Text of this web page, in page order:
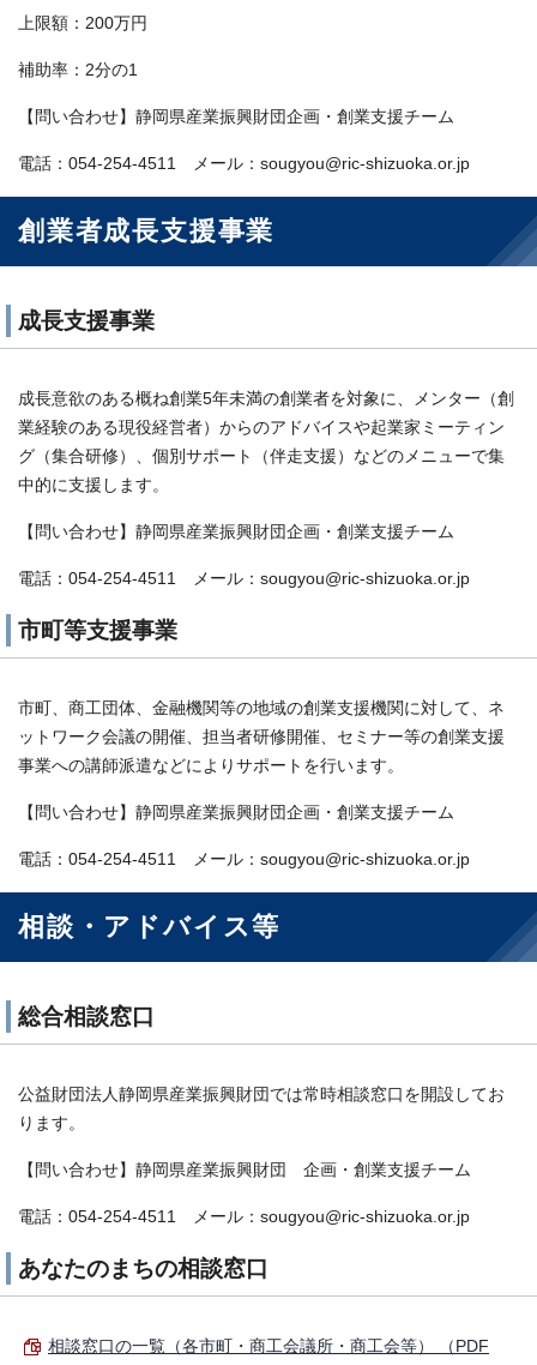
上限額：200万円
補助率：2分の1
【問い合わせ】静岡県産業振興財団企画・創業支援チーム
電話：054-254-4511 メール：sougyou@ric-shizuoka.or.jp
創業者成長支援事業
成長支援事業
成長意欲のある概ね創業5年未満の創業者を対象に、メンター（創
業経験のある現役経営者）からのアドバイスや起業家ミーティン
グ（集合研修）、個別サポート（伴走支援）などのメニューで集
中的に支援します。
【問い合わせ】静岡県産業振興財団企画・創業支援チーム
電話：054-254-4511 メール：sougyou@ric-shizuoka.or.jp
市町等支援事業
市町、商工団体、金融機関等の地域の創業支援機関に対して、ネ
ットワーク会議の開催、担当者研修開催、セミナー等の創業支援
事業への講師派遣などによりサポートを行います。
【問い合わせ】静岡県産業振興財団企画・創業支援チーム
電話：054-254-4511 メール：sougyou@ric-shizuoka.or.jp
相談・アドバイス等
総合相談窓口
公益財団法人静岡県産業振興財団では常時相談窓口を開設してお
ります。
【問い合わせ】静岡県産業振興財団 企画・創業支援チーム
電話：054-254-4511 メール：sougyou@ric-shizuoka.or.jp
あなたのまちの相談窓口
相談窓口の一覧（各市町・商工会議所・商工会等） （PDF